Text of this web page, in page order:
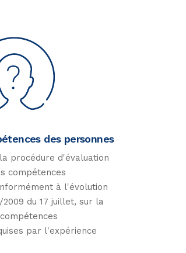
des personnes
procédure d'évaluation
compétences
à l'évolution
du 17 juillet, sur la
par l'expérience